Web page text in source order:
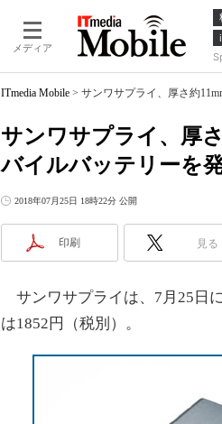
メディア
ITmedia Mobile > サンワサプライ、厚さ約
サンワサプライ、厚
バイルバッテリーを
2018年07月25日 18時22分 公開
印刷 見る
サンワサプライは、7月25日
は1852円（税別）。